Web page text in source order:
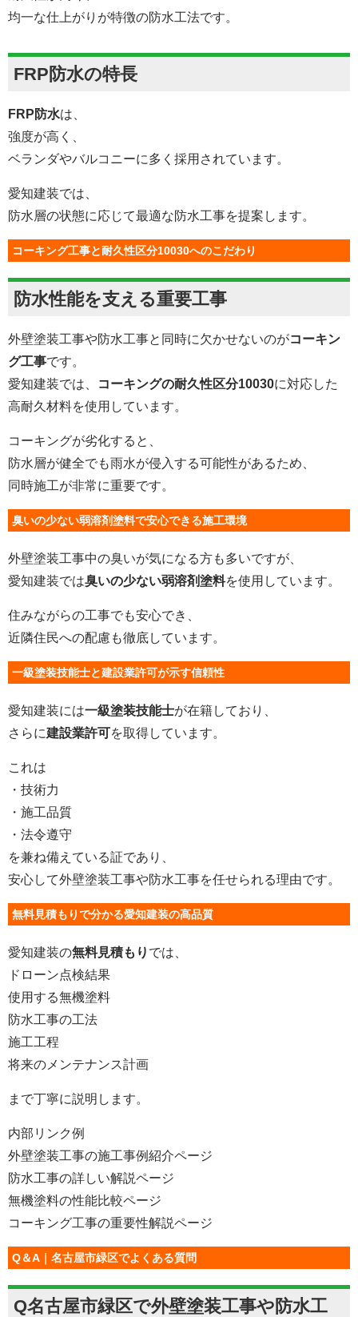
均一な仕上がりが特徴の防水工法です。
FRP防水の特長
FRP防水は、
強度が高く、
ベランダやバルコニーに多く採用されています。
愛知建装では、
防水層の状態に応じて最適な防水工事を提案します。
コーキング工事と耐久性区分10030へのこだわり
防水性能を支える重要工事
外壁塗装工事や防水工事と同時に欠かせないのがコーキン
グ工事です。
愛知建装では、
コーキングの耐久性区分10030に対応した
高耐久材料を使用しています。
コーキングが劣化すると、
防水層が健全でも雨水が侵入する可能性があるため、
同時施工が非常に重要です。
臭いの少ない弱溶剤塗料で安心できる施工環境
外壁塗装工事中の臭いが気になる方も多いですが、
愛知建装では臭いの少ない弱溶剤塗料を使用しています。
住みながらの工事でも安心でき、
近隣住民への配慮も徹底しています。
一級塗装技能士と建設業許可が示す信頼性
愛知建装には一級塗装技能士が在籍しており、
さらに建設業許可を取得しています。
これは
・技術力
・施工品質
・法令遵守
を兼ね備えている証であり、
安心して外壁塗装工事や防水工事を任せられる理由です。
無料見積もりで分かる愛知建装の高品質
愛知建装の無料見積もり では、
ドローン点検結果
使用する無機塗料
防水工事の工法
施工工程
将来のメンテナンス計画
まで丁寧に説明します。
内部リンク例
外壁塗装工事の施工事例紹介ページ
防水工事の詳しい解説ページ
無機塗料の性能比較ページ
コーキング工事の重要性解説ページ
Q＆A｜名古屋市緑区でよくある質問
Q名古屋市緑区で外壁塗装工事や防水工